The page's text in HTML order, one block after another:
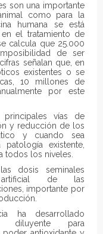
son una importante
como para la
humana se está
el tratamiento de
calcula que 25.000
de ser
señalan que, en
existentes o se
10 millones de
por este
vías de
y reducción de los
y cuando sea
existente,
todos los niveles.
dosis seminales
artificial de las
importante por
ha desarrollado
diluyente para